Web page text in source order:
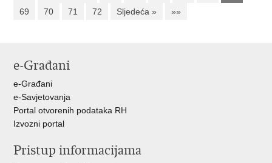
69
70 71 72 Sljedeća » »»
e-Građani
e-Građani
e-Savjetovanja
Portal otvorenih podataka RH
Izvozni portal
Pristup informacijama